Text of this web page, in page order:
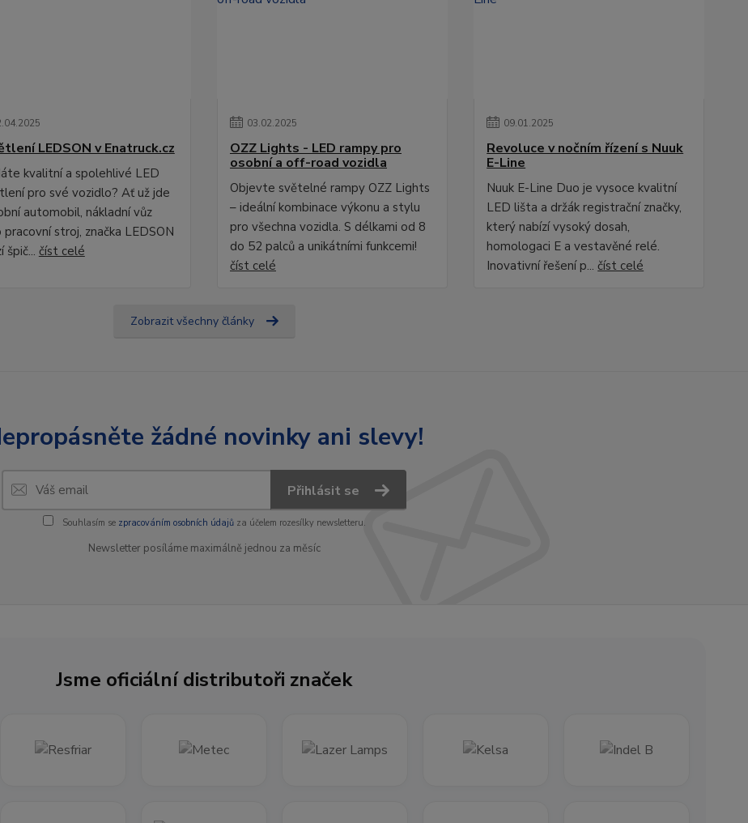
.04.2025
LEDSON v Enatruck.cz
kvalitní a spolehlivé LED
pro své vozidlo? Ať už jde
automobil, nákladní vůz
pracovní stroj, značka LEDSON
špič... číst celé
03.02.2025
OZZ Lights - LED rampy pro
osobní a off-road vozidla
Objevte světelné rampy OZZ Lights
– ideální kombinace výkonu a stylu
pro všechna vozidla. S délkami od 8
do 52 palců a unikátními funkcemi!
číst celé
09.01.2025
Revoluce v nočním řízení s Nuuk
E-Line
Nuuk E-Line Duo je vysoce kvalitní
LED lišta a držák registrační značky,
který nabízí vysoký dosah,
homologaci E a vestavěné relé.
Inovativní řešení p...číst celé
Zobrazit všechny články
žádné novinky ani slevy!
Přihlásit se
Souhlasím se zpracováním osobních údajůza účelem rozesílky newsletteru.
Newsletter posíláme maximálně jednou za měsíc
Jsme oficiální distributoři značek